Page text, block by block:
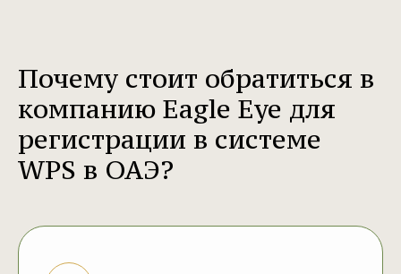
Почему стоит обратиться в
компанию Eagle Eye для
регистрации в системе
WPS в ОАЭ?